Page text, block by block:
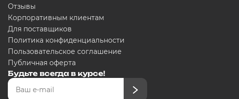
Отзывы
Корпоративным клиентам
Для поставщиков
Политика конфиденциальности
Пользовательское соглашение
Публичная оферта
Будьте всегда в курсе!